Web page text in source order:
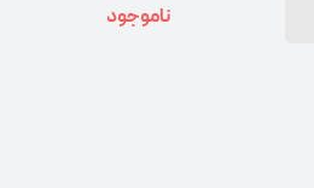
ناموجود